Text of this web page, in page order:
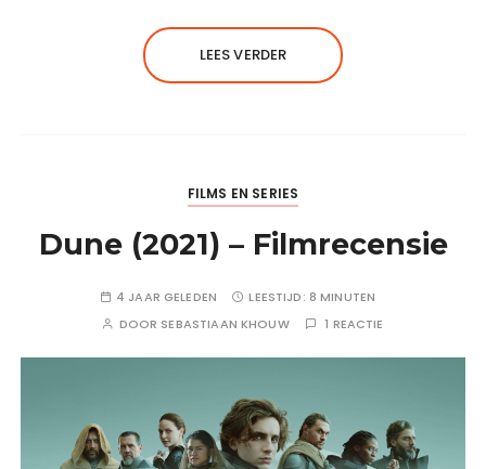
LEES VERDER
FILMS EN SERIES
Dune (2021) – Filmrecensie
4 JAAR GELEDEN LEESTIJD: 8 MINUTEN
DOOR SEBASTIAAN KHOUW 1 REACTIE